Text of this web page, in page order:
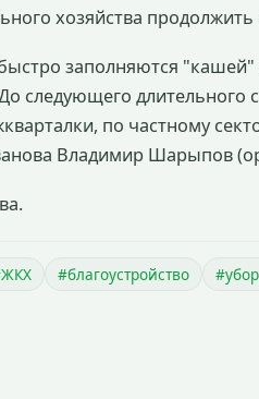
хозяйства продолжить
заполняются "кашей"
следующего длительного
по частному
Владимир Шарыпов
#благоустройство